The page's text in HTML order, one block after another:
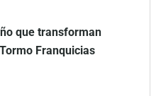
que transforman
Franquicias